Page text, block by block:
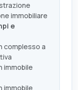
immobiliare
e
complesso a
immobile
immobile